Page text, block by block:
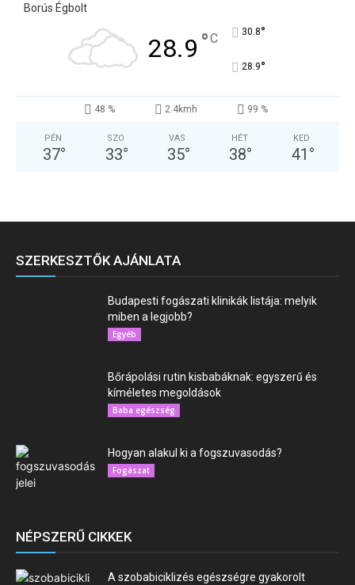
Borús Égbolt
28.9 °C 30.8°
28.9°
48 % 2.4kmh 99 %
PÉN
37°
SZO
33°
VAS
35°
HÉT
38°
KED
41 °
SZERKESZTŐK AJÁNLATA
Budapesti fogászati klinikák listája: melyik
miben a legjobb?
Egyéb
Bőrápolási rutin kisbabáknak: egyszerű és
kíméletes megoldások
Baba egészség
Hogyan alakul ki a fogszuvasodás?
Fogászat
NÉPSZERŰ CIKKEK
A szobabiciklizés egészségre gyakorolt